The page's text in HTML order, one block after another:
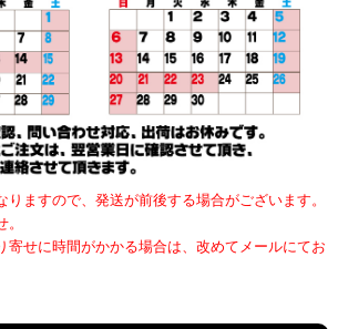
ますので、発送が前後する場合がございます。
せに時間がかかる場合は、改めてメールにてお